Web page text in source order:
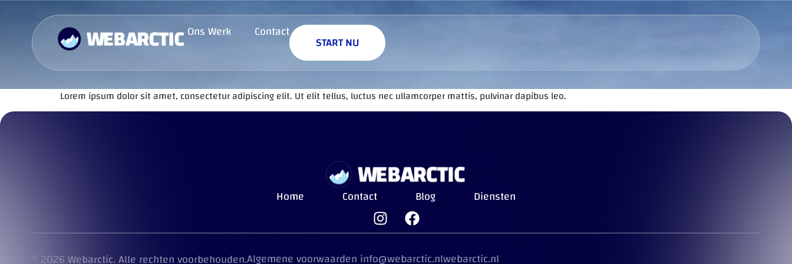
Ons Werk Contact
START NU
Lorem ipsum dolor sit amet, consectetur adipiscing elit. Ut elit tellus, luctus nec ullamcorper mattis, pulvinar dapibus leo.
Home Contact Blog Diensten
© 2026 Webarctic. Alle rechten voorbehouden.Algemene voorwaarden info@webarctic.nlwebarctic.nl